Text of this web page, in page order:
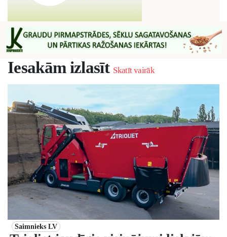
Iesakām izlasīt Skatīt vairāk
Saimnieks LV